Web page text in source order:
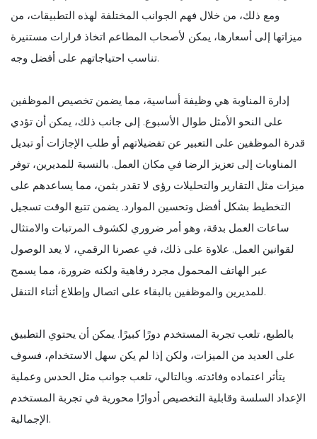
ومع ذلك، من خلال فهم الجوانب المختلفة لهذه التطبيقات، من
ميزاتها إلى أسعارها، يمكن لأصحاب المطاعم اتخاذ قرارات مستنيرة
تناسب احتياجاتهم على أفضل وجه.
إدارة المناوبة هي وظيفة أساسية، مما يضمن تخصيص الموظفين
على النحو الأمثل طوال الأسبوع. إلى جانب ذلك، يمكن أن تؤدي
قدرة الموظفين على التعبير عن تفضيلاتهم أو طلب الإجازات أو تبديل
المناوبات إلى تعزيز الرضا في مكان العمل. بالنسبة للمديرين، توفر
ميزات مثل التقارير والتحليلات رؤى لا تقدر بثمن، مما يساعدهم على
التخطيط بشكل أفضل وتحسين الموارد. يضمن تتبع الوقت تسجيل
ساعات العمل بدقة، وهو أمر ضروري لكشوف المرتبات والامتثال
لقوانين العمل. علاوة على ذلك، في عصرنا الرقمي، لا يعد الوصول
عبر الهاتف المحمول مجرد رفاهية ولكنه ضرورة، مما يسمح
للمديرين والموظفين بالبقاء على اتصال وإطلاع أثناء التنقل.
بالطبع، تلعب تجربة المستخدم دورًا كبيرًا. يمكن أن يحتوي التطبيق
على العديد من الميزات، ولكن إذا لم يكن سهل الاستخدام، فسوف
يتأثر اعتماده وفائدته. وبالتالي، تلعب جوانب مثل الحدس وعملية
الإعداد السلسة وقابلية التخصيص أدوارًا محورية في تجربة المستخدم
الإجمالية.